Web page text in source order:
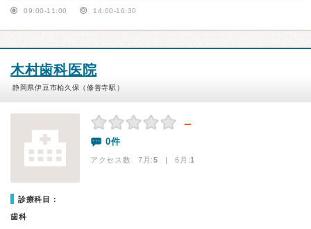
09:00-11:00 14:00-16:30
木村歯科医院
静岡県伊豆市柏久保（修善寺駅）
－
0件
アクセス数 7月:5 | 6月:1
診療科目：
歯科